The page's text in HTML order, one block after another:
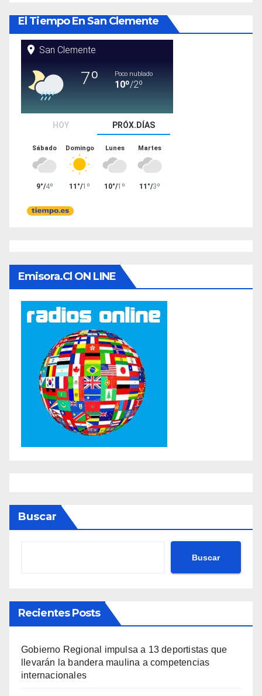
El Tiempo En San Clemente
Emisora.cl ON LINE
Buscar
Buscar
Recientes Posts
Gobierno Regional impulsa a 13 deportistas que
llevarán la bandera maulina a competencias
internacionales